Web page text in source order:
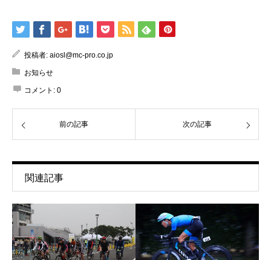
投稿者: aiosl@mc-pro.co.jp
お知らせ
コメント: 0
前の記事 次の記事
関連記事